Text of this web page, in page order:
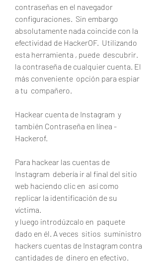
contraseñas en el navegador
configuraciones.  Sin embargo
absolutamente nada coincide con la
efectividad de HackerOF.  Utilizando
esta herramienta , puede  descubrir.
la contraseña de cualquier cuenta. El
más conveniente  opción para espiar
a tu  compañero.
Hackear cuenta de Instagram  y
también Contraseña en línea -
Hackerof.
Para hackear las cuentas de
Instagram  debería ir al final del sitio
web haciendo clic en  así como
replicar la identificación de su
víctima.
y luego introdúzcalo en  paquete
dado en él. A veces  sitios  suministro
hackers cuentas de Instagram contra
cantidades de  dinero en efectivo.